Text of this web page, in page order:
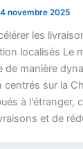
4 novembre 2025
les
localisés Le
de manière
sur la
à l'étranger,
et de